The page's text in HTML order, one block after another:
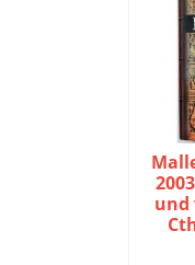
und